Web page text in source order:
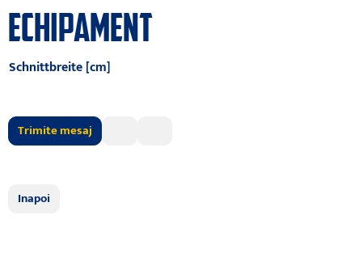
ECHIPAMENT
Schnittbreite [cm]
Trimite mesaj
Inapoi